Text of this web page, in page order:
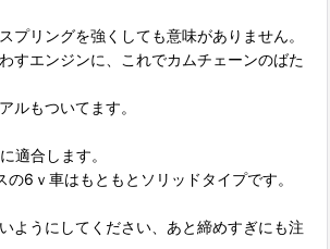
プリングを強くしても意味がありません。
すエンジンに、これでカムチェーンのばた
ルもついてます。
適合します。
6ｖ車はもともとソリッドタイプです。
ようにしてください、あと締めすぎにも注